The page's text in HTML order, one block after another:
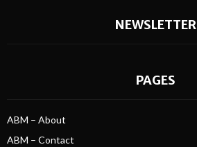
NEWSLETTER
PAGES
ABM – About
ABM – Contact